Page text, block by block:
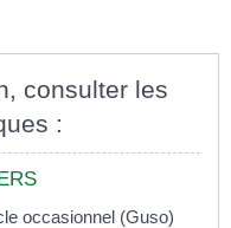
consulter les
:
occasionnel (Guso)